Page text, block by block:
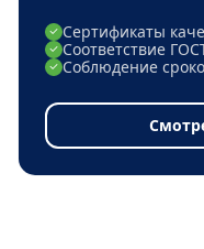
Сертификаты
Соответствие
Соблюдение